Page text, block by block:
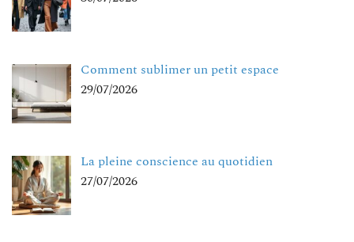
Comment sublimer un petit espace
29/07/2026
La pleine conscience au quotidien
27/07/2026